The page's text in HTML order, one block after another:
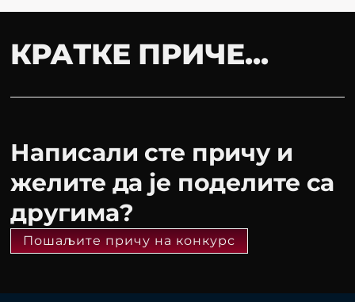
КРАТКЕ ПРИЧЕ...
Написали сте причу и
желите да је поделите са
другима?
Пошаљите причу на конкурс